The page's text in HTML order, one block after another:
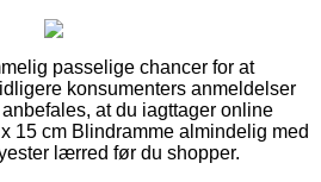
passelige chancer for at
konsumenters anmeldelser
at du iagttager online
15 cm Blindramme almindelig med
lærred før du shopper.